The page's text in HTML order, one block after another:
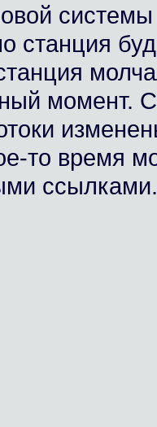
станция
момент.
то время
ссылками.